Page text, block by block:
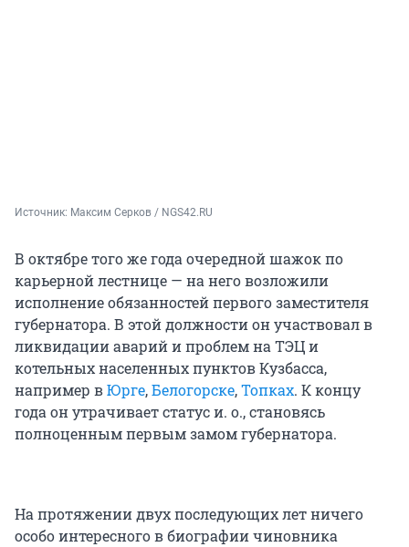
Источник: Максим Серков / NGS42.RU
В октябре того же года очередной шажок по
карьерной лестнице — на него возложили
исполнение обязанностей первого заместителя
губернатора. В этой должности он участвовал в
ликвидации аварий и проблем на ТЭЦ и
котельных населенных пунктов Кузбасса,
например вЮрге,Белогорске,Топках. К концу
года он утрачивает статус и. о., становясь
полноценным первым замом губернатора.
На протяжении двух последующих лет ничего
особо интересного в биографии чиновника